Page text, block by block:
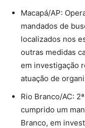
Macapá/AP:
mandados de
localizados nos
outras medidas
em investigação
atuação de
Rio Branco/AC:
cumprido um
Branco, em